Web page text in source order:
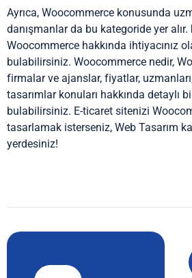
Ayrıca, Woocommerce konusunda
danışmanlar da bu kategoride yer alır.
Woocommerce hakkında ihtiyacınız
bulabilirsiniz. Woocommerce nedir,
firmalar ve ajanslar, fiyatlar,
tasarımlar konuları hakkında detaylı
bulabilirsiniz. E-ticaret sitenizi
tasarlamak isterseniz, Web Tasarım
yerdesiniz!